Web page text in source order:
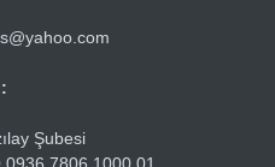
Şubesi